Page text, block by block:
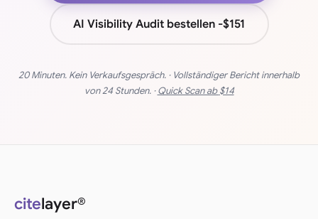
AI Visibility Audit bestellen -$151
20 Minuten. Kein Verkaufsgespräch. · Vollständiger Bericht innerhalb
von 24 Stunden. ·Quick Scan ab$14
citelayer®